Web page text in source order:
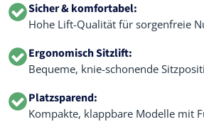
Sicher & komfortabel:
Hohe Lift-Qualität für sorgenfreie
Ergonomisch Sitzlift:
Bequeme, knie-schonende
Platzsparend:
Kompakte, klappbare Modelle mit